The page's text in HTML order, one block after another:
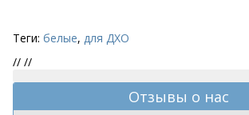
Теги: белые, для ДХО
// //
Отзывы о нас